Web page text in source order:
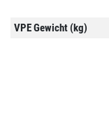
VPE Gewicht (kg)